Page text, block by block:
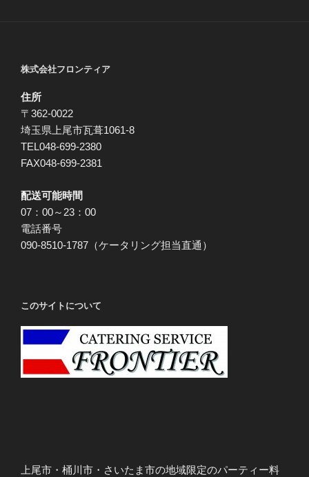
株式会社フロンティア
住所
〒362-0022
埼玉県上尾市瓦葺1061-8
TEL048-699-2380
FAX048-699-2381
配送可能時間
07：00～23：00
電話番号
090-8510-1787（ケータリング担当直通）
このサイトについて
上尾市・桶川市・さいたま市の地域限定のパーティー料